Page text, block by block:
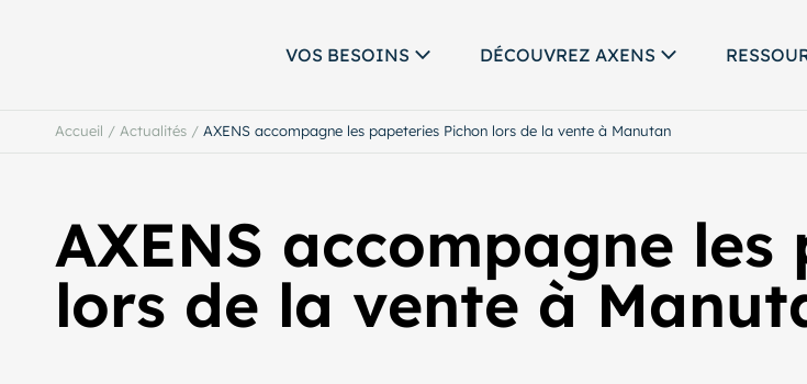
VOS BESOINS DÉCOUVREZ AXENS
Accueil / Actualités / AXENS accompagne les papeteries Pichon lors de la vente à Manutan
AXENS accompagne
lors de la vente à